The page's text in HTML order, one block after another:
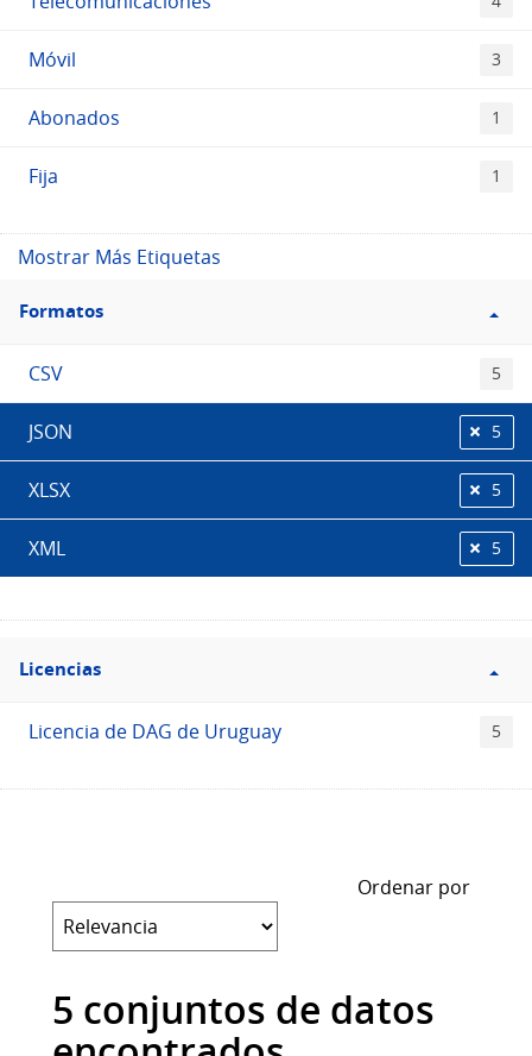
Móvil 3
Abonados 1
Fija 1
Mostrar Más Etiquetas
Filtro
Formatos
Formatos
CSV 5
JSON 5
XLSX 5
XML 5
Filtro
Licencias
Licencias
Licencia de DAG de Uruguay 5
Ordenar por
5 conjuntos de datos